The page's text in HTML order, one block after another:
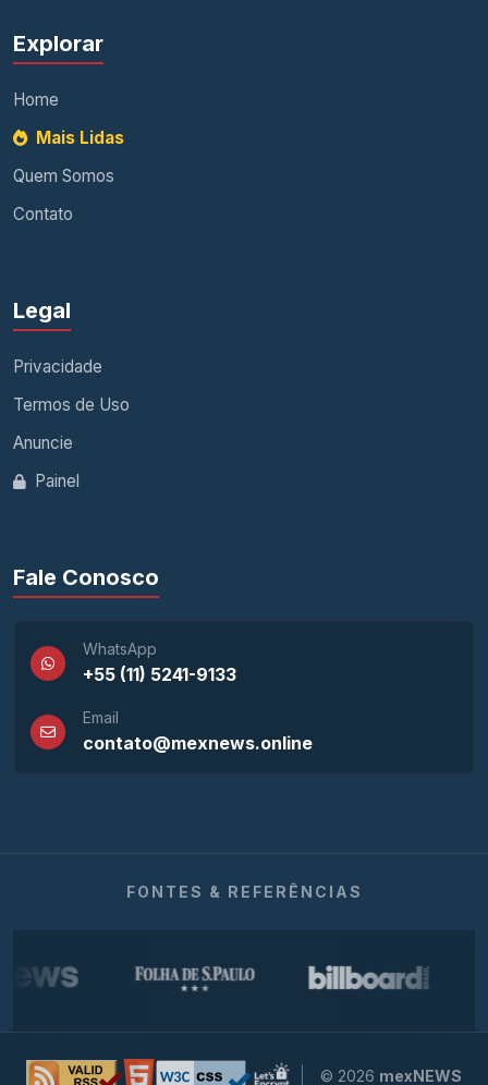
Explorar
Home
Mais Lidas
Quem Somos
Contato
Legal
Privacidade
Termos de Uso
Anuncie
Painel
Fale Conosco
WhatsApp
+55 (11) 5241-9133
Email
contato@mexnews.online
FONTES & REFERÊNCIAS
© 2026 mexNEWS